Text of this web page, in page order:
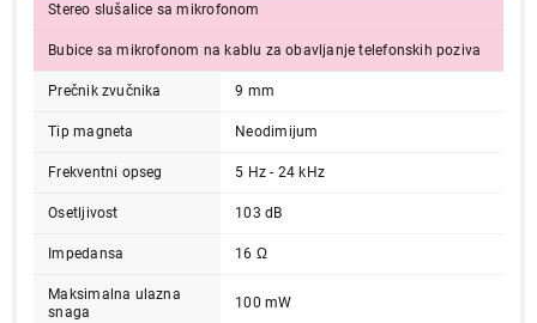
Stereo slušalice sa mikrofonom
Bubice sa mikrofonom na kablu za obavljanje telefonskih poziva
Prečnik zvučnika 9 mm
Tip magneta Neodimijum
Frekventni opseg 5 Hz - 24 kHz
Osetljivost 103 dB
Impedansa 16 Ω
Maksimalna ulazna
snaga
100 mW